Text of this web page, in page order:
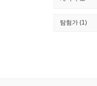
탐험가(1)